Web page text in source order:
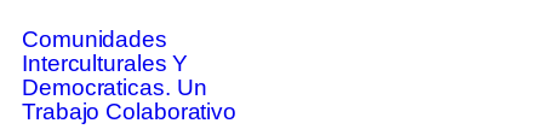
Comunidades
Interculturales Y
Democraticas. Un
Trabajo Colaborativo